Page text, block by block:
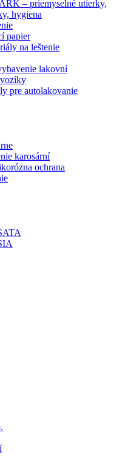
– priemyselné utierky,
hygiena
papier
na leštenie
lakovní
pre autolakovanie
karosární
ochrana